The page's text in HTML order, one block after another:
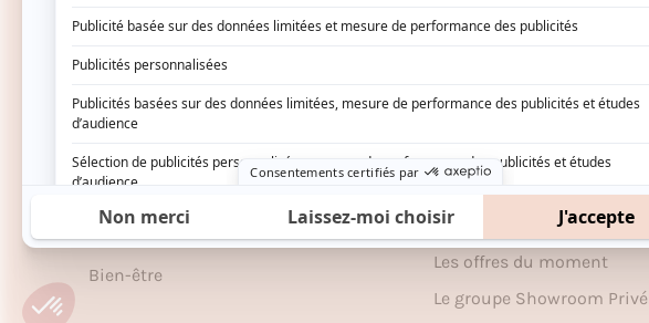
Nos catégories
Soins
Cheveux
Maquillage
Maison
Bien-être
À propos
Devenez une marque
partenaire
Programme de fidélité
Le Journal
Les offres du moment
Le groupe Showroom Privé